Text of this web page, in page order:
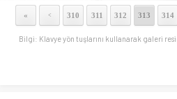
« < 310 311 312 313 314
Bilgi: Klavye yön tuşlarını kullanarak galeri